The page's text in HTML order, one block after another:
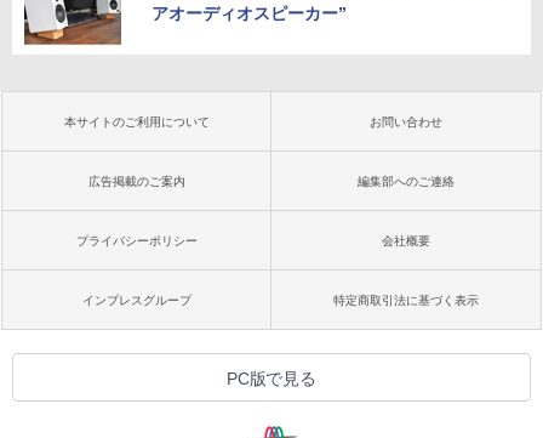
アオーディオスピーカー”
本サイトのご利用について お問い合わせ
広告掲載のご案内 編集部へのご連絡
プライバシーポリシー 会社概要
インプレスグループ 特定商取引法に基づく表示
PC版で見る